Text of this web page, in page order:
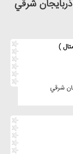
شرقي
)
شرقي